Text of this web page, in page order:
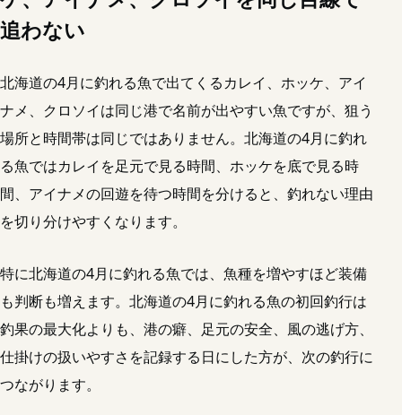
追わない
北海道の4月に釣れる魚で出てくるカレイ、ホッケ、アイ
ナメ、クロソイは同じ港で名前が出やすい魚ですが、狙う
場所と時間帯は同じではありません。北海道の4月に釣れ
る魚ではカレイを足元で見る時間、ホッケを底で見る時
間、アイナメの回遊を待つ時間を分けると、釣れない理由
を切り分けやすくなります。
特に北海道の4月に釣れる魚では、魚種を増やすほど装備
も判断も増えます。北海道の4月に釣れる魚の初回釣行は
釣果の最大化よりも、港の癖、足元の安全、風の逃げ方、
仕掛けの扱いやすさを記録する日にした方が、次の釣行に
つながります。